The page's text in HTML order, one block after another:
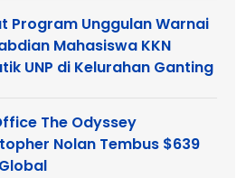
Program Unggulan Warnai
Mahasiswa KKN
UNP di Kelurahan Ganting
The Odyssey
Nolan Tembus $639